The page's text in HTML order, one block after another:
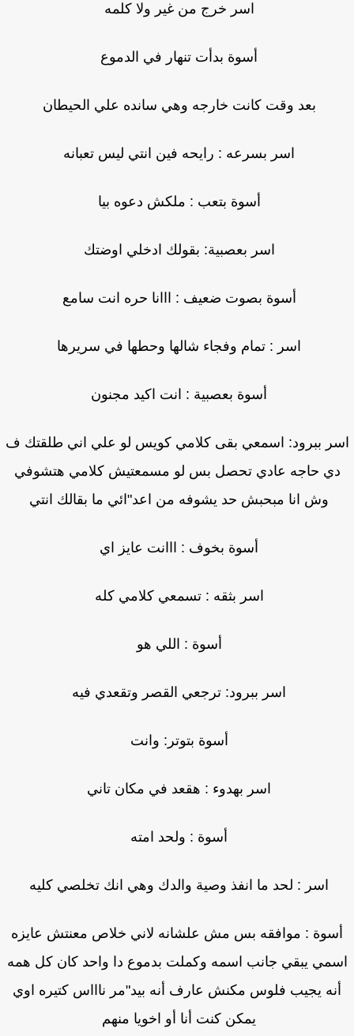
اسر خرج من غير ولا كلمه
أسوة بدأت تنهار في الدموع
بعد وقت كانت خارجه وهي سانده علي الحيطان
اسر بسرعه : رايحه فين انتي ليس تعبانه
أسوة بتعب : ملكش دعوه بيا
اسر بعصبية: بقولك ادخلي اوضتك
أسوة بصوت ضعيف : ااانا حره انت سامع
اسر : تمام وفجاء شالها وحطها في سريرها
أسوة بعصبية : انت اكيد مجنون
ببرود: اسمعي بقى كلامي كويس لو علي اني طلقتك ف
دي حاجه عادي تحصل بس لو مسمعتيش كلامي هتشوفي
وش انا مبحبش حد يشوفه من اعد"ائي ما بقالك انتي
أسوة بخوف : ااانت عايز اي
اسر بثقه : تسمعي كلامي كله
أسوة : اللي هو
اسر ببرود: ترجعي القصر وتقعدي فيه
أسوة بتوتر: وانت
اسر بهدوء : هقعد في مكان تاني
أسوة : ولحد امته
اسر : لحد ما انفذ وصية والدك وهي انك تخلصي كليه
: موافقه بس مش علشانه لاني خلاص معنتش عايزه
يبقي جانب اسمه وكملت بدموع دا واحد كان كل همه
يجيب فلوس مكنش عارف أنه بيد"مر ناااس كتيره اوي
يمكن كنت أنا أو اخويا منهم